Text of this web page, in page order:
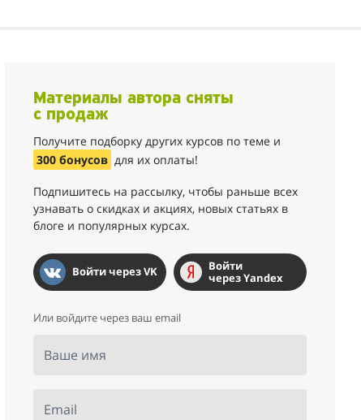
Материалы автора сняты
с продаж
Получите подборку других курсов по теме и
300 бонусов для их оплаты!
Подпишитесь на рассылку, чтобы раньше всех
узнавать о скидках и акциях, новых статьях в
блоге и популярных курсах.
Войти через VK
Войти
через Yandex
Или войдите через ваш email
Ваше имя
Email